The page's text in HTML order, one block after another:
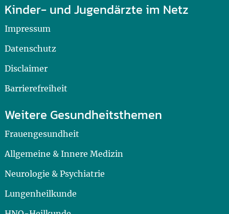
Kinder- und Jugendärzte im Netz
Impressum
Datenschutz
Disclaimer
Barrierefreiheit
Weitere Gesundheitsthemen
Frauengesundheit
Allgemeine & Innere Medizin
Neurologie & Psychiatrie
Lungenheilkunde